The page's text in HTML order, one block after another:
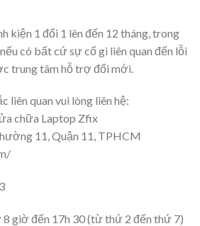
kiện 1 đổi 1 lên đến 12 tháng, trong
có bất cứ sự cố gì liên quan đến lỗi
trung tâm hỗ trợ đổi mới.
liên quan vui lòng liên hệ:
chữa Laptop Zfix
11, Quận 11, TPHCM
giờ đến 17h 30 (từ thứ 2 đến thứ 7)